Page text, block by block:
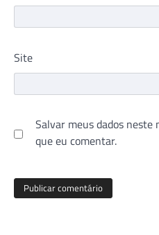
Site
Salvar meus dados neste
que eu comentar.